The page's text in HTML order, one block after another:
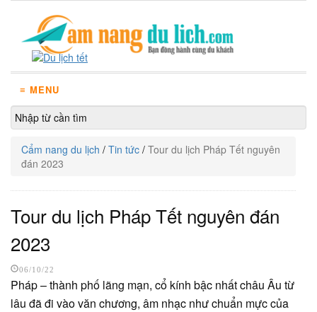
≡ MENU
Cẩm nang du lịch / Tin tức / Tour du lịch Pháp Tết nguyên
đán 2023
Tour du lịch Pháp Tết nguyên đán
2023
06/10/22
Pháp – thành phố lãng mạn, cổ kính bậc nhất châu Âu từ
lâu đã đi vào văn chương, âm nhạc như chuẩn mực của